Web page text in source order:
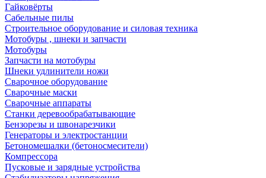
Гайковёрты
Сабельные пилы
Строительное оборудование и силовая техника
Мотобуры , шнеки и запчасти
Мотобуры
Запчасти на мотобуры
Шнеки удлинители ножи
Сварочное оборудование
Сварочные маски
Сварочные аппараты
Станки деревообрабатывающие
Бензорезы и швонарезчики
Генераторы и электростанции
Бетономешалки (бетоносмесители)
Компрессора
Пусковые и зарядные устройства